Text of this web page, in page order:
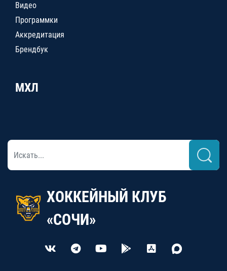
Видео
Программки
Аккредитация
Брендбук
МХЛ
ХОККЕЙНЫЙ КЛУБ
«СОЧИ»